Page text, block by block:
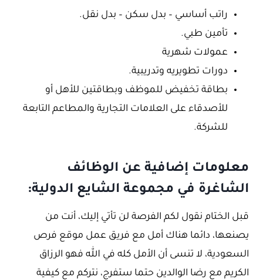
راتب أساسي – بدل سكن – بدل نقل.
تأمين طبي.
عمولات شهرية
دورات تطويريه وتدريبية.
بطاقة تخفيض للموظف وبطاقتين للأهل أو
للأصدقاء على العلامات التجارية والمطاعم التابعة
للشركة.
معلومات إضافية عن الوظائف
الشاغرة في مجموعة الشايع الدولية:
قبل الختام نقول لكم الفرصة لن تأتي إليك، أنت من
يصنعها، دائما هناك أمل مع فريق عمل موقع فرص
السعودية، لا تنسى أن الأمل كله في الله فهو الرزاق
الكريم مع رضا الوالدين حتما ستفرج، نتركم مع كيفية